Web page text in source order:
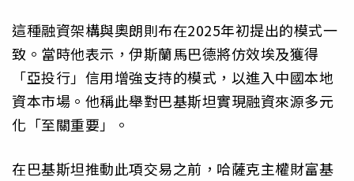
這種融資架構與奧朗則布在2025年初提出的模式一
致。當時他表示，伊斯蘭馬巴德將仿效埃及獲得
「亞投行」信用增強支持的模式，以進入中國本地
資本市場。他稱此舉對巴基斯坦實現融資來源多元
化「至關重要」。
在巴基斯坦推動此項交易之前，哈薩克主權財富基